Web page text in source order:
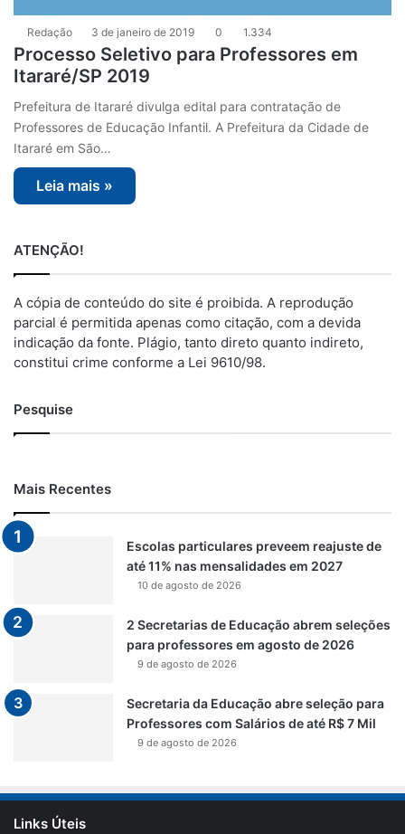
Redação 3 de janeiro de 2019 0 1.334
Processo Seletivo para Professores em
Itararé/SP 2019
Prefeitura de Itararé divulga edital para contratação de
Professores de Educação Infantil. A Prefeitura da Cidade de
Itararé em São…
Leia mais »
ATENÇÃO!
A cópia de conteúdo do site é proibida. A reprodução
parcial é permitida apenas como citação, com a devida
indicação da fonte. Plágio, tanto direto quanto indireto,
constitui crime conforme a Lei 9610/98.
Pesquise
Mais Recentes
Escolas particulares preveem reajuste de
até 11% nas mensalidades em 2027
10 de agosto de 2026
2 Secretarias de Educação abrem seleções
para professores em agosto de 2026
9 de agosto de 2026
Secretaria da Educação abre seleção para
Professores com Salários de até R$ 7 Mil
9 de agosto de 2026
Links Úteis